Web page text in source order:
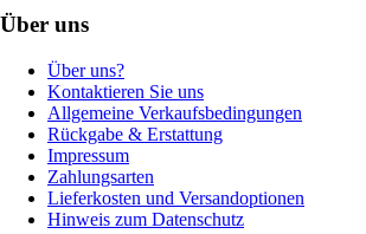
Über uns
Über uns?
Kontaktieren Sie uns
Allgemeine Verkaufsbedingungen
Rückgabe & Erstattung
Impressum
Zahlungsarten
Lieferkosten und Versandoptionen
Hinweis zum Datenschutz